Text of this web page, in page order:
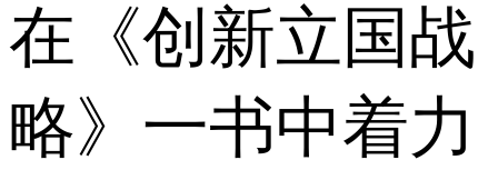
在《创新立国战
略》一书中着力